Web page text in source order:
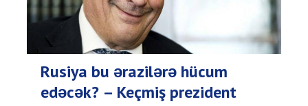
Rusiya bu ərazilərə hücum
edəcək? – Keçmiş prezident